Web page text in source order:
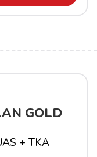
GOLD
+ TKA